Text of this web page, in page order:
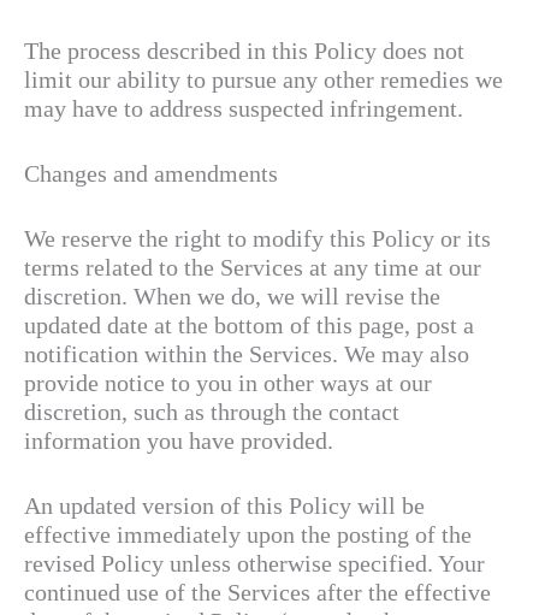
The process described in this Policy does not
limit our ability to pursue any other remedies we
may have to address suspected infringement.
Changes and amendments
We reserve the right to modify this Policy or its
terms related to the Services at any time at our
discretion. When we do, we will revise the
updated date at the bottom of this page, post a
notification within the Services. We may also
provide notice to you in other ways at our
discretion, such as through the contact
information you have provided.
An updated version of this Policy will be
effective immediately upon the posting of the
revised Policy unless otherwise specified. Your
continued use of the Services after the effective